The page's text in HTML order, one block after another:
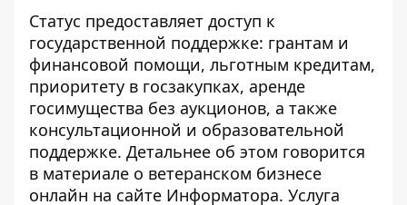
Статус предоставляет доступ к
государственной поддержке: грантам и
финансовой помощи, льготным кредитам,
приоритету в госзакупках, аренде
госимущества без аукционов, а также
консультационной и образовательной
поддержке. Детальнее об этом говорится
в материале о ветеранском бизнесе
онлайн на сайте Информатора. Услуга